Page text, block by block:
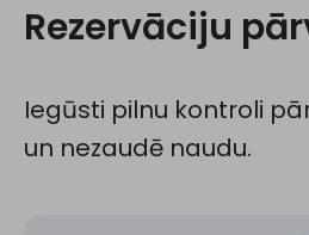
Rezervāciju
Iegūsti pilnu kontroli
un nezaudē naudu.